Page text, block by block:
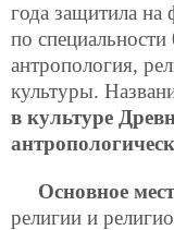
года защитила
по
антропология,
культуры.
в культуре
Основное
религии и